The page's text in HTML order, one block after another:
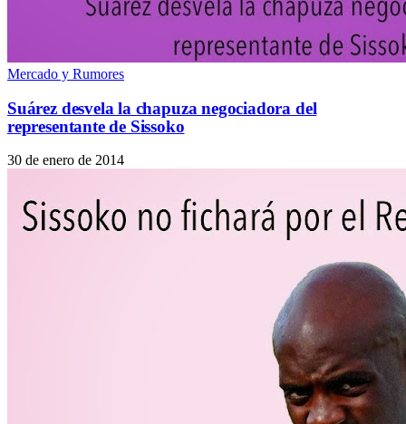
Mercado y Rumores
Suárez desvela la chapuza negociadora del
representante de Sissoko
30 de enero de 2014